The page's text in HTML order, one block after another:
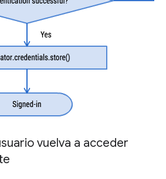
vuelva a acceder